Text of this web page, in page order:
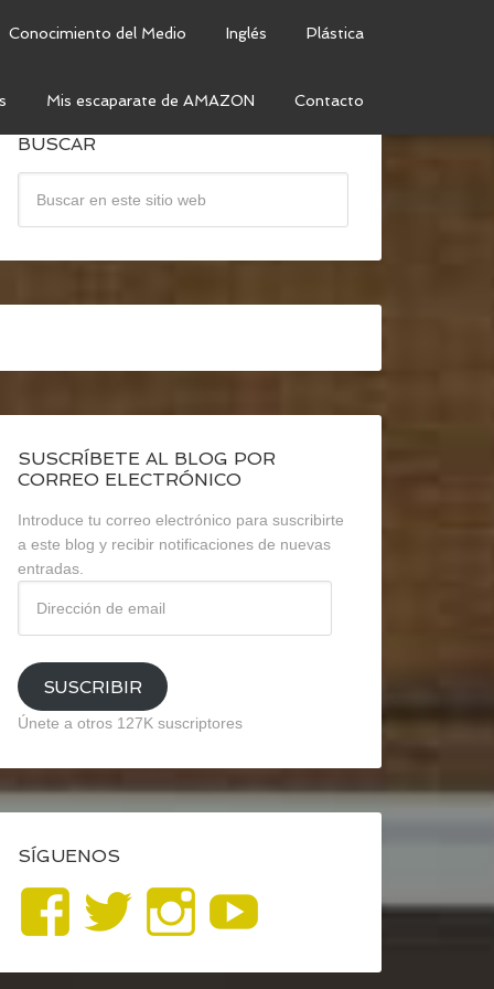
Conocimiento del Medio Inglés Plástica
Mis escaparate de AMAZON Contacto
BUSCAR
SUSCRÍBETE AL BLOG POR
CORREO ELECTRÓNICO
Introduce tu correo electrónico para suscribirte
a este blog y recibir notificaciones de nuevas
entradas.
email
SUSCRIBIR
Únete a otros 127K suscriptores
SÍGUENOS
Ver
perfil
Ver
perfil
Ver
perfil
YouTube